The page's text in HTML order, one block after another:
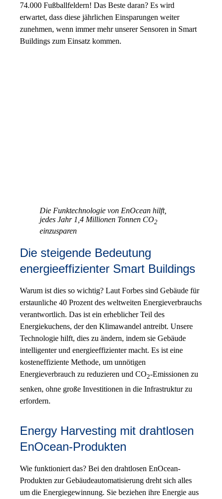
74.000 Fußballfeldern! Das Beste daran? Es wird
erwartet, dass diese jährlichen Einsparungen weiter
zunehmen, wenn immer mehr unserer Sensoren in Smart
Buildings zum Einsatz kommen.
Die Funktechnologie von EnOcean hilft,
jedes Jahr 1,4 Millionen Tonnen CO2
einzusparen
Die steigende Bedeutung
energieeffizienter Smart Buildings
Warum ist dies so wichtig? Laut Forbes sind Gebäude für
erstaunliche 40 Prozent des weltweiten Energieverbrauchs
verantwortlich. Das ist ein erheblicher Teil des
Energiekuchens, der den Klimawandel antreibt. Unsere
Technologie hilft, dies zu ändern, indem sie Gebäude
intelligenter und energieeffizienter macht. Es ist eine
kosteneffiziente Methode, um unnötigen
Energieverbrauch zu reduzieren und CO2-Emissionen zu
senken, ohne große Investitionen in die Infrastruktur zu
erfordern.
Energy Harvesting mit drahtlosen
EnOcean-Produkten
Wie funktioniert das? Bei den drahtlosen EnOcean-
Produkten zur Gebäudeautomatisierung dreht sich alles
um die Energiegewinnung. Sie beziehen ihre Energie aus